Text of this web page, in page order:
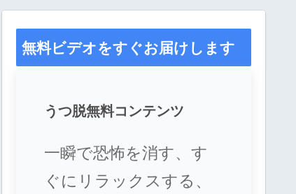
無料ビデオをすぐお届けします
うつ脱無料コンテンツ
一瞬で恐怖を消す、す
ぐにリラックスする、